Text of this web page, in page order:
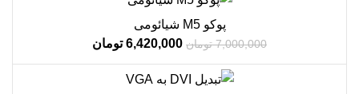
پوکو M5 شیائومی
7,000,000 تومان 6,420,000 تومان